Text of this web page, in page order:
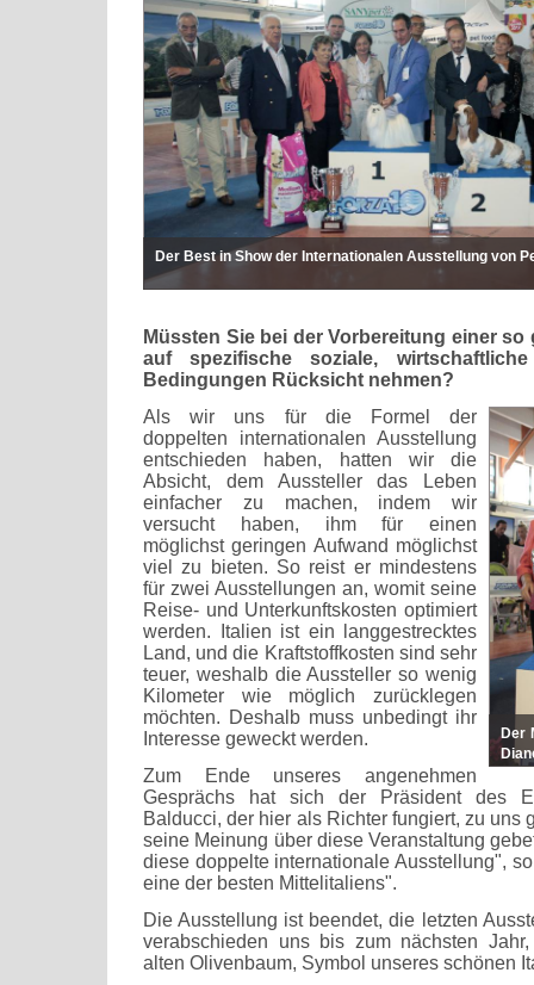
Der Best in Show der Internationalen Ausstellung von
Müssten Sie bei der Vorbereitung einer
auf spezifische soziale,
Bedingungen Rücksicht nehmen?
Der
Als wir uns für die Formel der
doppelten internationalen Ausstellung
entschieden haben, hatten wir die
Absicht, dem Aussteller das Leben
einfacher zu machen, indem wir
versucht haben, ihm für einen
möglichst geringen Aufwand möglichst
viel zu bieten. So reist er mindestens
für zwei Ausstellungen an, womit seine
Reise- und Unterkunftskosten optimiert
werden. Italien ist ein langgestrecktes
Land, und die Kraftstoffkosten sind sehr
teuer, weshalb die Aussteller so wenig
Kilometer wie möglich zurücklegen
möchten. Deshalb muss unbedingt ihr
Interesse geweckt werden.
Zum Ende unseres angenehmen
Gesprächs hat sich der Präsident des
Balducci, der hier als Richter fungiert, zu uns
seine Meinung über diese Veranstaltung
diese doppelte internationale Ausstellung",
eine der besten Mittelitaliens".
Die Ausstellung ist beendet, die letzten
verabschieden uns bis zum nächsten
alten Olivenbaum, Symbol unseres schönen